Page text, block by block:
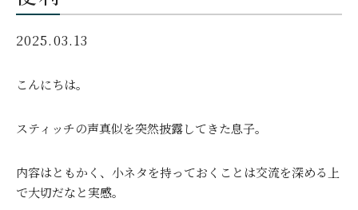
2025.03.13
こんにちは。
スティッチの声真似を突然披露してきた息子。
内容はともかく、小ネタを持っておくことは交流を深める上
で大切だなと実感。